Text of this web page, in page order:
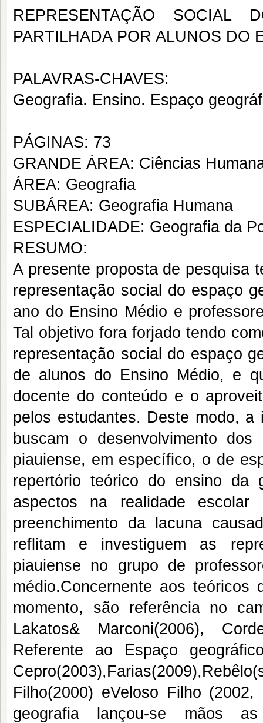
REPRESENTAÇÃO SOCIAL
PARTILHADA POR ALUNOS DO
PALAVRAS-CHAVES:
Geografia. Ensino. Espaço
PÁGINAS: 73
GRANDE ÁREA: Ciências
ÁREA: Geografia
SUBÁREA: Geografia Humana
ESPECIALIDADE: Geografia da
RESUMO:
A presente proposta de pesquisa
representação social do espaço
ano do Ensino Médio e
Tal objetivo fora forjado tendo
representação social do espaço
de alunos do Ensino Médio, e
docente do conteúdo e o
pelos estudantes. Deste modo,
buscam o desenvolvimento
piauiense, em específico, o de
repertório teórico do ensino da
aspectos na realidade
preenchimento da lacuna
reflitam e investiguem as
piauiense no grupo de
médio.Concernente aos
momento, são referência no
Lakatos& Marconi(2006),
Referente ao Espaço
Filho(2000) eVeloso Filho
geografia lançou-se mãos